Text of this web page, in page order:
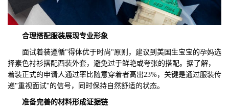
合理搭配服装展现专业形象
面试着装遵循"得体优于时尚"原则，建议到美国生宝宝的孕妈选
择素色衬衫搭配西装外套，避免过于鲜艳或夸张的搭配。据了解，
着装正式的申请人通过率比随意穿着者高出23%，关键是通过服装传
递"重视面试"的信号，同时保持自然舒适的状态。
准备完善的材料形成证据链